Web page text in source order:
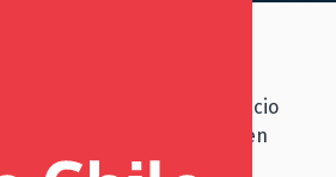
Ministro de Hacienda, Ignacio
de Casinos de Juego, Vivien